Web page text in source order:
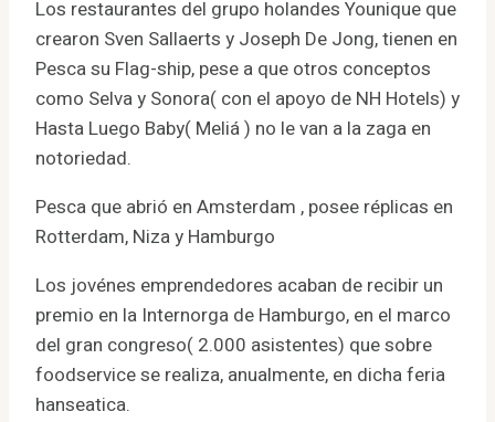
Los restaurantes del grupo holandes Younique que
crearon Sven Sallaerts y Joseph De Jong, tienen en
Pesca su Flag-ship, pese a que otros conceptos
como Selva y Sonora( con el apoyo de NH Hotels) y
Hasta Luego Baby( Meliá ) no le van a la zaga en
notoriedad.
Pesca que abrió en Amsterdam , posee réplicas en
Rotterdam, Niza y Hamburgo
Los jovénes emprendedores acaban de recibir un
premio en la Internorga de Hamburgo, en el marco
del gran congreso( 2.000 asistentes) que sobre
foodservice se realiza, anualmente, en dicha feria
hanseatica.